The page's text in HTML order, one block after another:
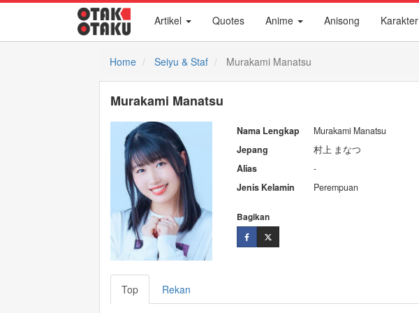
Artikel Quotes Anime Anisong Karakter
Home Seiyu & Staf Murakami Manatsu
Murakami Manatsu
Nama Lengkap
Murakami Manatsu
Jepang
村上 まなつ
Alias
-
Jenis Kelamin
Perempuan
Bagikan
Top Rekan